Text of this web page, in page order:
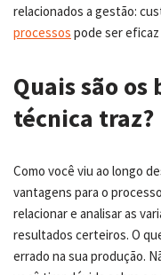
relacionados a gestão:
processos pode ser
Quais são os
técnica traz?
Como você viu ao longo
vantagens para o
relacionar e analisar as
resultados certeiros. O
errado na sua produção.